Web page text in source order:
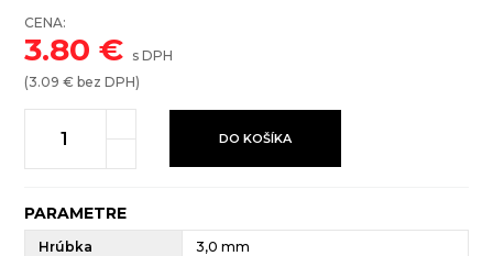
CENA:
3.80 € s DPH
(3.09 € bez DPH)
DO KOŠÍKA
PARAMETRE
Hrúbka 3,0 mm